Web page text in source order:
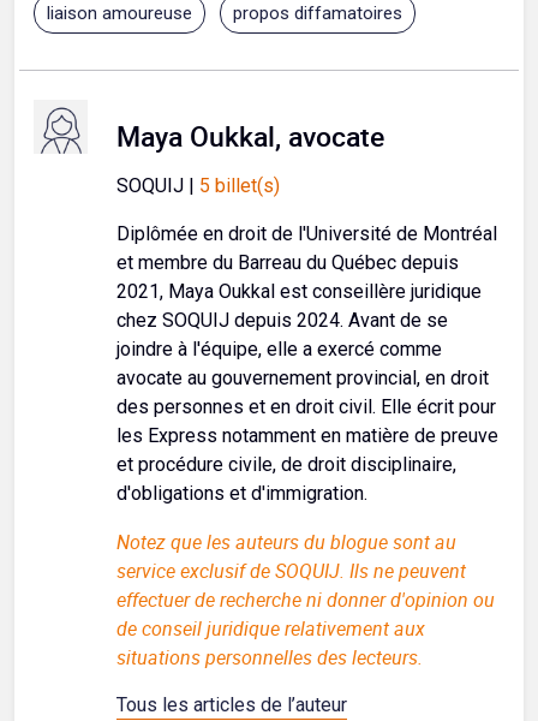
liaison amoureuse propos diffamatoires
Maya Oukkal, avocate
SOQUIJ | 5 billet(s)
Diplômée en droit de l'Université de Montréal
et membre du Barreau du Québec depuis
2021, Maya Oukkal est conseillère juridique
chez SOQUIJ depuis 2024. Avant de se
joindre à l'équipe, elle a exercé comme
avocate au gouvernement provincial, en droit
des personnes et en droit civil. Elle écrit pour
les Express notamment en matière de preuve
et procédure civile, de droit disciplinaire,
d'obligations et d'immigration.
Notez que les auteurs du blogue sont au
service exclusif de SOQUIJ. Ils ne peuvent
effectuer de recherche ni donner d'opinion ou
de conseil juridique relativement aux
situations personnelles des lecteurs.
Tous les articles de l’auteur